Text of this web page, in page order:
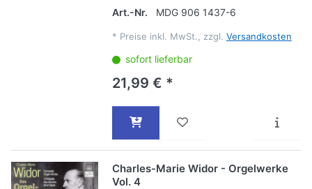
Art.-Nr.
MDG 906 1437-6
* Preise inkl. MwSt., zzgl. Versandkosten
sofort lieferbar
21,99 € *
Charles-Marie Widor - Orgelwerke
Vol. 4